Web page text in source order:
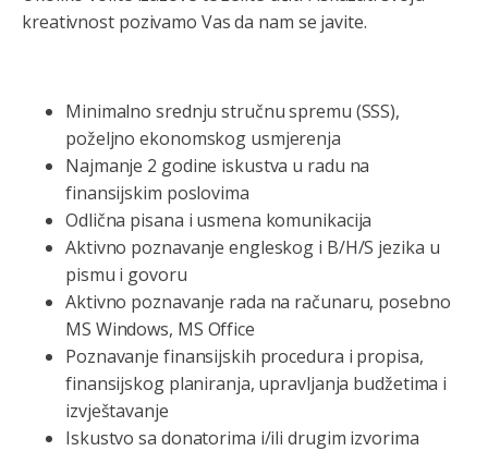
kreativnost pozivamo Vas da nam se javite.
Minimalno srednju stručnu spremu (SSS),
poželjno ekonomskog usmjerenja
Najmanje 2 godine iskustva u radu na
finansijskim poslovima
Odlična pisana i usmena komunikacija
Aktivno poznavanje engleskog i B/H/S jezika u
pismu i govoru
Aktivno poznavanje rada na računaru, posebno
MS Windows, MS Office
Poznavanje finansijskih procedura i propisa,
finansijskog planiranja, upravljanja budžetima i
izvještavanje
Iskustvo sa donatorima i/ili drugim izvorima